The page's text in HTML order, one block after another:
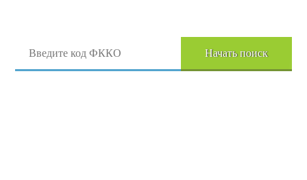
Начать поиск